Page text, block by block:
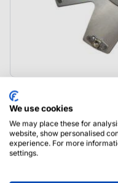
800821244 Kalmar
We use cookies
We may place these for
website, show personalised
experience. For more
settings.